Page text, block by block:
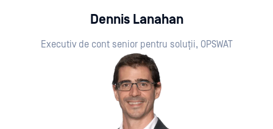
Dennis Lanahan
Executiv de cont senior pentru soluții, OPSWAT